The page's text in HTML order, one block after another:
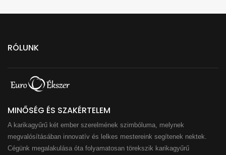
RÓLUNK
MINŐSÉG ÉS SZAKÉRTELEM
A karikagyűrű két ember szerelmének szimbóluma, melynek
megvalósításában innovatív és lelkes mestereink segítenek nektek.
Cégünk megalakulása óta folyamatosan törekszik karikagyűrű